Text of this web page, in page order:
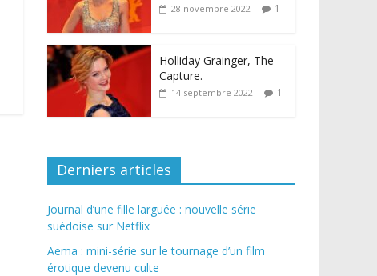
28 novembre 2022 1
Holliday Grainger, The
Capture.
14 septembre 2022 1
Derniers articles
Journal d’une fille larguée : nouvelle série
suédoise sur Netflix
Aema : mini-série sur le tournage d’un film
érotique devenu culte